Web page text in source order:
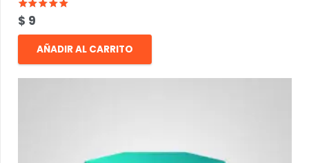
Valorado con
$ 9
AÑADIR AL CARRITO